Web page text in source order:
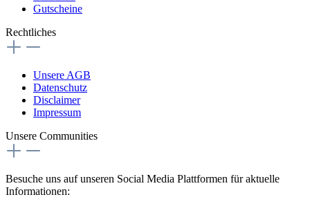
Gutscheine
Rechtliches
Unsere AGB
Datenschutz
Disclaimer
Impressum
Unsere Communities
Besuche uns auf unseren Social Media Plattformen für aktuelle
Informationen: